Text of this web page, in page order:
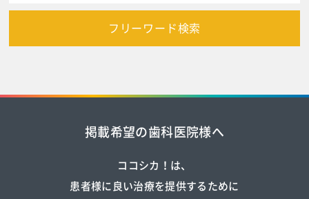
フリーワード検索
掲載希望の歯科医院様へ
ココシカ！は、
患者様に良い治療を提供するために